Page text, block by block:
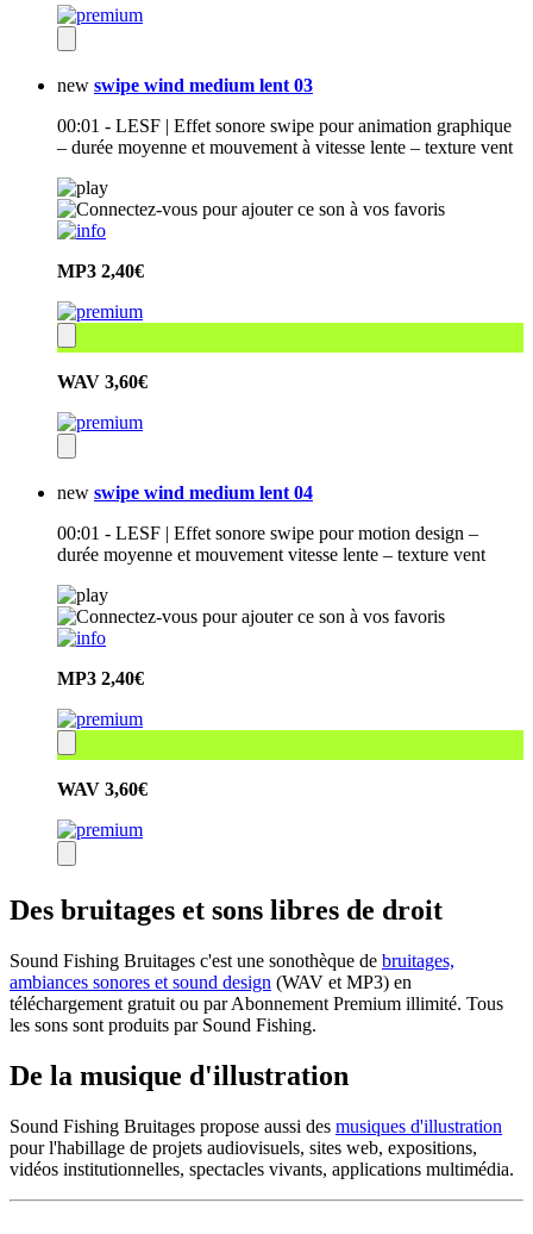
new swipe wind medium lent 03
00:01 - LESF | Effet sonore swipe pour animation graphique
– durée moyenne et mouvement à vitesse lente – texture vent
MP3 2,40€
WAV 3,60€
new swipe wind medium lent 04
00:01 - LESF | Effet sonore swipe pour motion design –
durée moyenne et mouvement vitesse lente – texture vent
MP3 2,40€
WAV 3,60€
Des bruitages et sons libres de droit
Sound Fishing Bruitages c'est une sonothèque de bruitages,
ambiances sonores et sound design (WAV et MP3) en
téléchargement gratuit ou par Abonnement Premium illimité. Tous
les sons sont produits par Sound Fishing.
De la musique d'illustration
Sound Fishing Bruitages propose aussi des musiques d'illustration
pour l'habillage de projets audiovisuels, sites web, expositions,
vidéos institutionnelles, spectacles vivants, applications multimédia.